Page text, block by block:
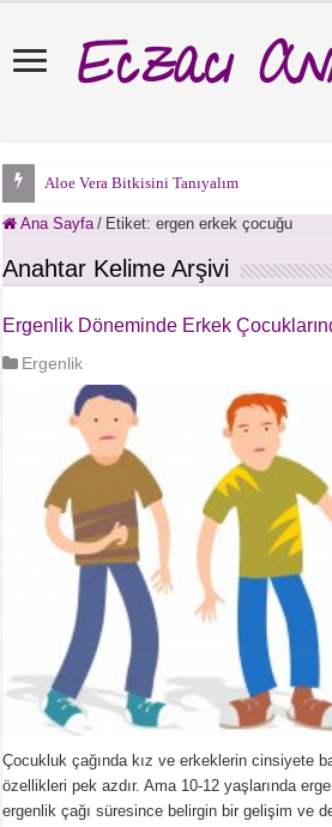
Eczacı
Aloe Vera Bitkisini Tanıyalım
Ana Sayfa / Etiket:ergen erkek çocuğu
Anahtar Kelime Arşivi
Ergenlik Döneminde Erkek
Ergenlik
Çocukluk çağında kız ve erkeklerin cinsiyete
özellikleri pek azdır. Ama 10-12 yaşlarında
ergenlik çağı süresince belirgin bir gelişim ve